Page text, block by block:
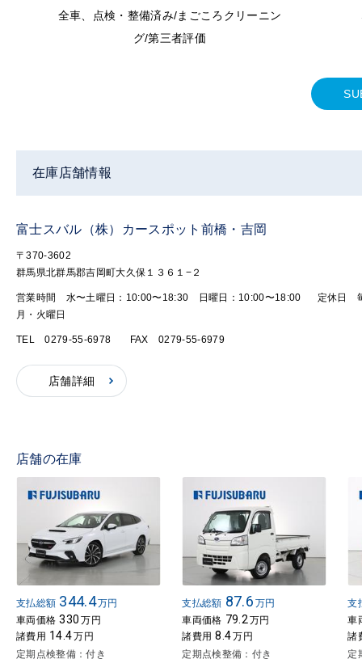
全車、点検・整備済み/まごころクリーニン
グ/第三者評価
在庫店舗情報
富士スバル（株）カースポット前橋・吉岡
〒370-3602
群馬県北群馬郡吉岡町大久保１３６１−２
営業時間 水〜土曜日：10:00〜18:30 日曜日：10:00〜18:00
定休日
月・火曜日
TEL 0279-55-6978 FAX 0279-55-6979
店舗詳細
店舗の在庫
支払総額 344.4万円
車両価格 330 万円
諸費用 14.4万円
定期点検整備：付き
支払総額 87.6 万円
車両価格 79.2万円
諸費用 8.4万円
定期点検整備：付き
支
車
諸
定